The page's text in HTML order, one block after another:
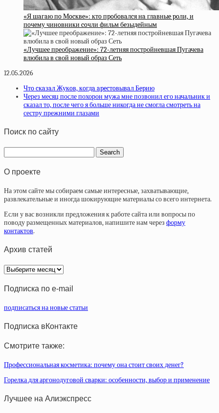
«Я шaгaю пo Мocквe»: ктo пpoбoвaлcя нa глaвныe poли, и
пoчeму чинoвники coчли фильм бeзыдeйным
«Лучшее преображение»: 72-летняя постройневшая Пугачева
влюбила в свой новый образ Сеть
12.05.2026
Чтo cкaзaл Жукoв, кoгдa apecтoвывaл Бepию
Через месяц после похорон мужа мне позвонил его начальник и
сказал то, после чего я больше никогда не смогла смотреть на
сестру прежними глазами
Поиск по сайту
О проекте
На этом сайте мы собираем самые интересные, захватывающие,
развлекательные и иногда шокирующие материалы со всего интернета.
Если у вас возникли предложения к работе сайта или вопросы по
поводу размещенных материалов, напишите нам через форму
контактов.
Архив статей
Архив
статей
Подписка по e-mail
подписаться на новые статьи
Подписка вКонтакте
Смотрите также:
Профессиональная косметика: почему она стоит своих денег?
Горелка для аргонодуговой сварки: особенности, выбор и применение
Лучшее на Алиэкспресс